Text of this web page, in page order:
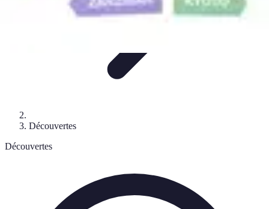
Découvertes
Découvertes